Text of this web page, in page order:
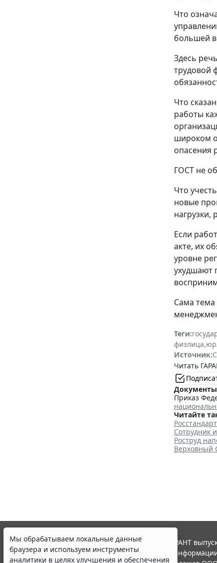
Что
большей
Здесь
трудовой
Что
работы
широком
опасения
ГОСТ не
Что
новые
нагрузки,
Если
акте, их
уровне
ухудшают
Сама тема
Теги:
физлица,
Источник:
Читать
Приказ
Читайте
Сотрудник
Роструд
Верховный
Мы обрабатываем локальные данные
браузера и используем инструменты
аналитики в целях улучшения и обеспечения
© ООО "НПП "ГАРАНТ-СЕРВИС", 2026. Система ГАРАНТ
участниками Российской ассоциации правовой